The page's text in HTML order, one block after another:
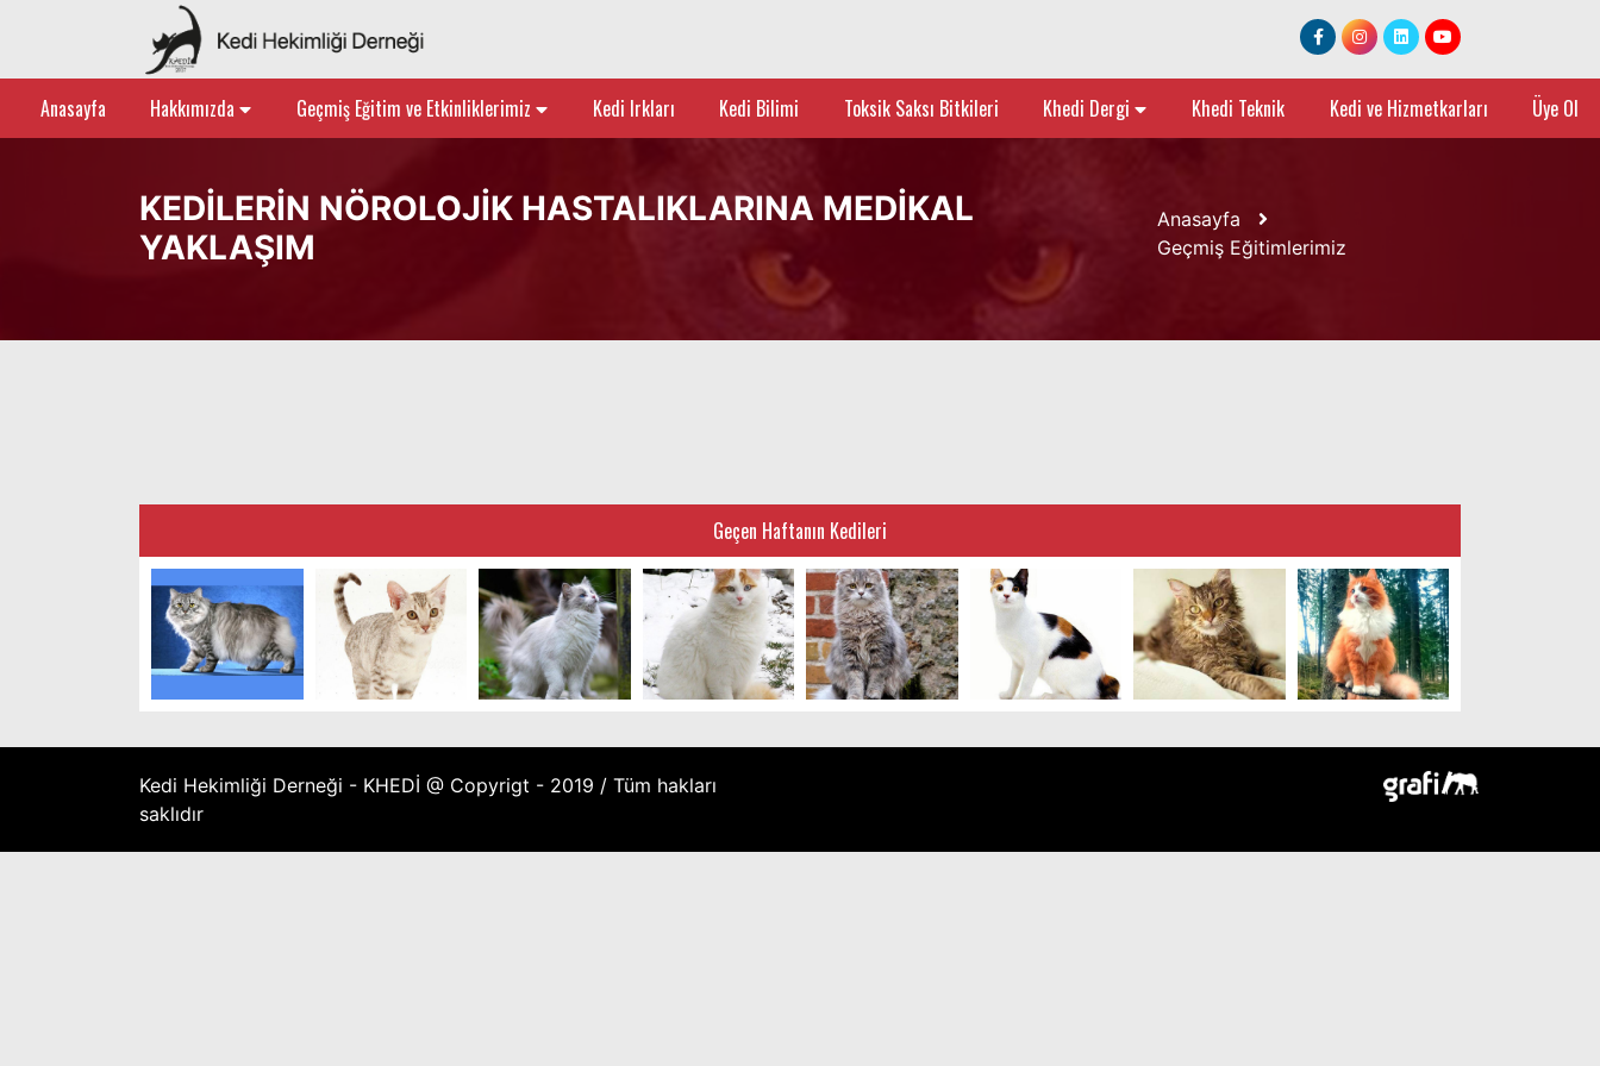
Anasayfa Hakkımızda Geçmiş Eğitim ve Etkinliklerimiz Kedi Irkları Kedi Bilimi Toksik Saksı Bitkileri Khedi Dergi Khedi Teknik Kedi ve Hizmetkarları Üye Ol
KEDILERIN NÖROLOJIK HASTALIKLARINA MEDIKAL
YAKLAŞIM
Anasayfa
Geçmiş Eğitimlerimiz
Geçen Haftanın Kedileri
Kedi Hekimliği Derneği - KHEDİ @ Copyrigt - 2019 / Tüm hakları
saklıdır
Tasarım